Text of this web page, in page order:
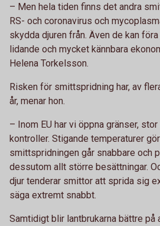
– Men hela tiden finns det andra
RS- och coronavirus och
skydda djuren från. Även de kan
lidande och mycket kännbara
Helena Torkelsson.
Risken för smittspridning har, av
år, menar hon.
– Inom EU har vi öppna gränser,
kontroller. Stigande temperaturer
smittspridningen går snabbare och
dessutom allt större besättningar.
djur tenderar smittor att sprida sig
säga extremt snabbt.
Samtidigt blir lantbrukarna bättre på